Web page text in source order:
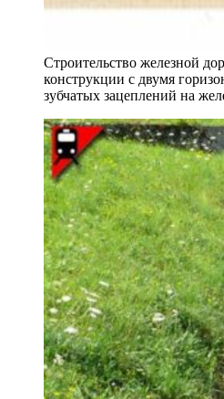
Строительство железной
конструкции с двумя
зубчатых зацеплений на